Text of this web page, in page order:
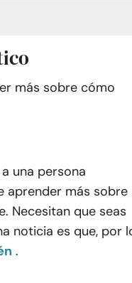
más sobre cómo
una persona
aprender más sobre
Necesitan que seas
noticia es que, por
.